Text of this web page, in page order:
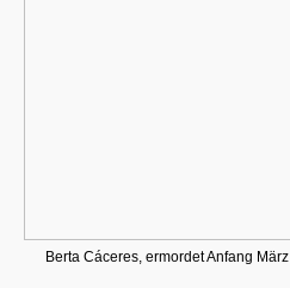
Berta Cáceres, ermordet Anfang März